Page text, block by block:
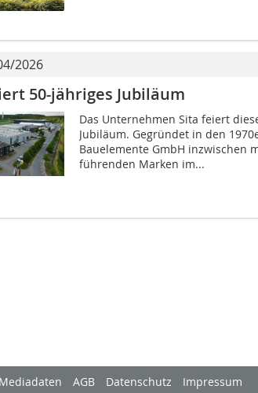
2026
50-jähriges Jubiläum
Das Unternehmen Sita feiert
Jubiläum. Gegründet in den
Bauelemente GmbH inzwischen
führenden Marken im...
Mediadaten AGB Datenschutz Impressum